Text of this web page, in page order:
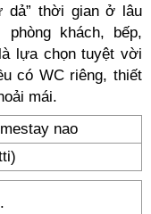
dả” thời gian ở lâu
khách, bếp,
lựa chọn tuyệt vời
có WC riêng, thiết
mái.